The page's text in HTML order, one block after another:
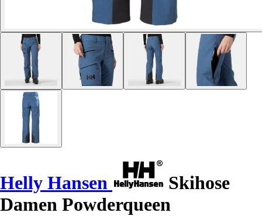
Helly Hansen
Skihose
Damen Powderqueen